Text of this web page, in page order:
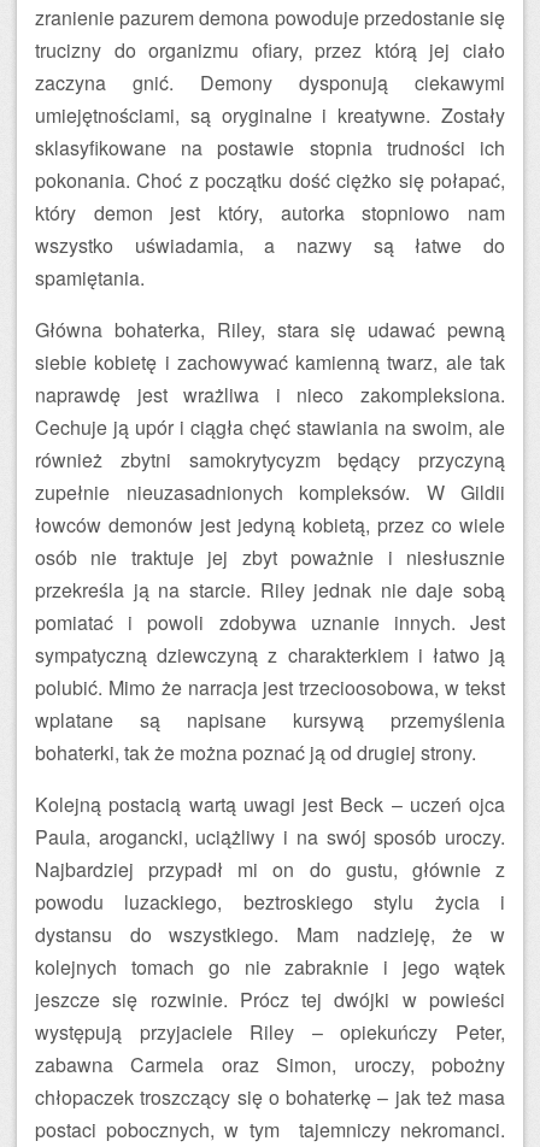
zranienie pazurem demona powoduje przedostanie się
trucizny do organizmu ofiary, przez którą jej ciało
zaczyna gnić. Demony dysponują ciekawymi
umiejętnościami, są oryginalne i kreatywne. Zostały
sklasyfikowane na postawie stopnia trudności ich
pokonania. Choć z początku dość ciężko się połapać,
który demon jest który, autorka stopniowo nam
wszystko uświadamia, a nazwy są łatwe do
spamiętania.
Główna bohaterka, Riley, stara się udawać pewną
siebie kobietę i zachowywać kamienną twarz, ale tak
naprawdę jest wrażliwa i nieco zakompleksiona.
Cechuje ją upór i ciągła chęć stawiania na swoim, ale
również zbytni samokrytycyzm będący przyczyną
zupełnie nieuzasadnionych kompleksów. W Gildii
łowców demonów jest jedyną kobietą, przez co wiele
osób nie traktuje jej zbyt poważnie i niesłusznie
przekreśla ją na starcie. Riley jednak nie daje sobą
pomiatać i powoli zdobywa uznanie innych. Jest
sympatyczną dziewczyną z charakterkiem i łatwo ją
polubić. Mimo że narracja jest trzecioosobowa, w tekst
wplatane są napisane kursywą przemyślenia
bohaterki, tak że można poznać ją od drugiej strony.
Kolejną postacią wartą uwagi jest Beck – uczeń ojca
Paula, arogancki, uciążliwy i na swój sposób uroczy.
Najbardziej przypadł mi on do gustu, głównie z
powodu luzackiego, beztroskiego stylu życia i
dystansu do wszystkiego. Mam nadzieję, że w
kolejnych tomach go nie zabraknie i jego wątek
jeszcze się rozwinie. Prócz tej dwójki w powieści
występują przyjaciele Riley – opiekuńczy Peter,
zabawna Carmela oraz Simon, uroczy, pobożny
chłopaczek troszczący się o bohaterkę – jak też masa
postaci pobocznych, w tym tajemniczy nekromanci.